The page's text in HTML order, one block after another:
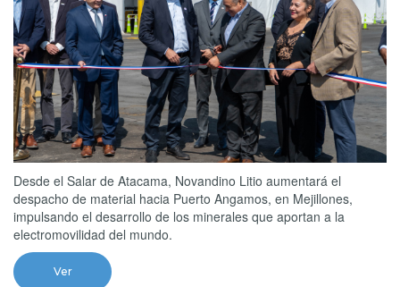
Desde el Salar de Atacama, Novandino Litio aumentará el
despacho de material hacia Puerto Angamos, en Mejillones,
impulsando el desarrollo de los minerales que aportan a la
electromovilidad del mundo.
Ver